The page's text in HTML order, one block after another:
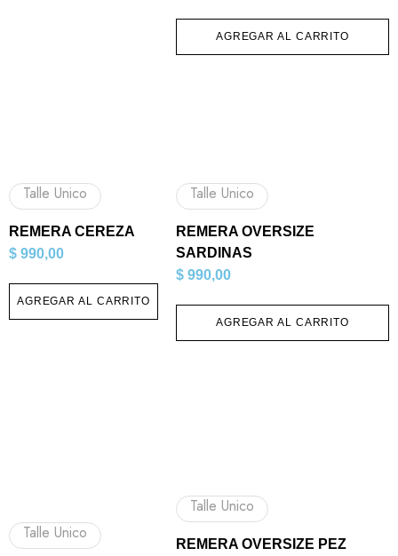
AGREGAR AL CARRITO
Talle Unico
REMERA CEREZA
$ 990,00
AGREGAR AL CARRITO
Talle Unico
REMERA OVERSIZE
SARDINAS
$ 990,00
AGREGAR AL CARRITO
Talle Unico
Talle Unico
REMERA OVERSIZE PEZ